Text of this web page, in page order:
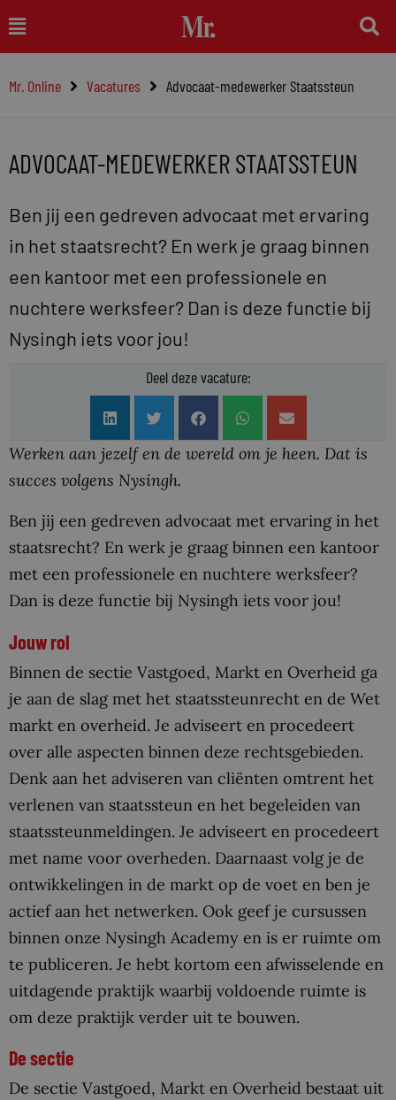
naar
inhoud
Main
Menu
Mr. Online Vacatures Advocaat-medewerker Staatssteun
ADVOCAAT-MEDEWERKER STAATSSTEUN
Ben jij een gedreven advocaat met ervaring
in het staatsrecht? En werk je graag binnen
een kantoor met een professionele en
nuchtere werksfeer? Dan is deze functie bij
Nysingh iets voor jou!
Deel deze vacature:
Werken aan jezelf en de wereld om je heen. Dat is
succes volgens Nysingh.
Ben jij een gedreven advocaat met ervaring in het
staatsrecht? En werk je graag binnen een kantoor
met een professionele en nuchtere werksfeer?
Dan is deze functie bij Nysingh iets voor jou!
Jouw rol
Binnen de sectie Vastgoed, Markt en Overheid ga
je aan de slag met het staatssteunrecht en de Wet
markt en overheid. Je adviseert en procedeert
over alle aspecten binnen deze rechtsgebieden.
Denk aan het adviseren van cliënten omtrent het
verlenen van staatssteun en het begeleiden van
staatssteunmeldingen. Je adviseert en procedeert
met name voor overheden. Daarnaast volg je de
ontwikkelingen in de markt op de voet en ben je
actief aan het netwerken. Ook geef je cursussen
binnen onze Nysingh Academy en is er ruimte om
te publiceren. Je hebt kortom een afwisselende en
uitdagende praktijk waarbij voldoende ruimte is
om deze praktijk verder uit te bouwen.
De sectie
De sectie Vastgoed, Markt en Overheid bestaat uit